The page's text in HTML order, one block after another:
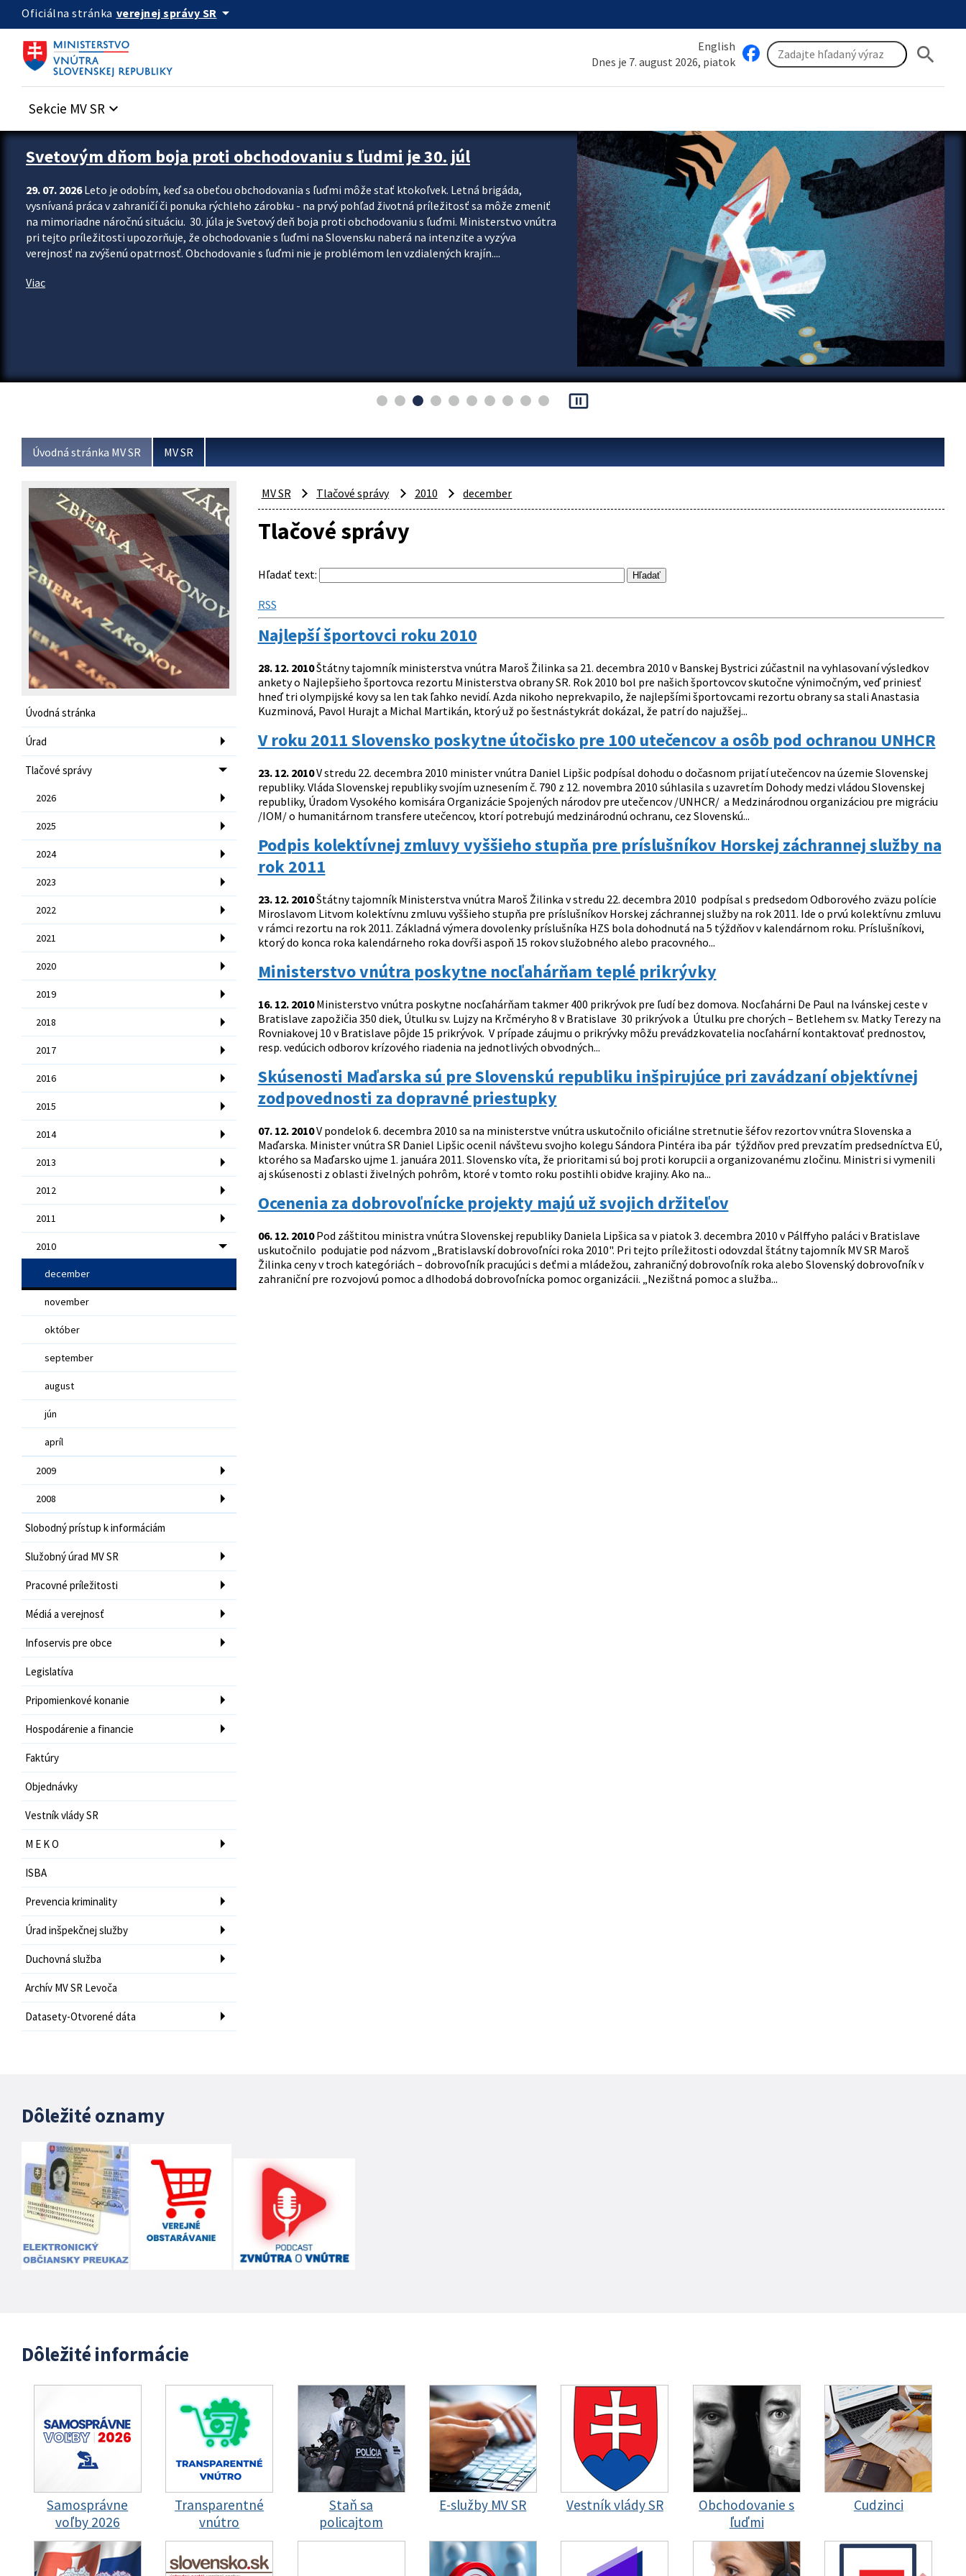
Preskocit na hlavný obsah
Oficiálna stránka verejnej správy SR arrow_drop_down
English
Dnes je 7. august 2026, piatok
search
Sekcie MV SR keyboard_arrow_down
Zastavit automatický posun upútavok
Svetovým dňom boja proti obchodovaniu s ľudmi je 30. júl
29. 07. 2026Leto je odobím, keď sa obeťou obchodovania s ľuďmi môže stať ktokoľvek. Letná brigáda,
vysnívaná práca v zahraničí či ponuka rýchleho zárobku - na prvý pohľad životná príležitosť sa môže zmeniť
na mimoriadne náročnú situáciu. 30. júla je Svetový deň boja proti obchodovaniu s ľuďmi. Ministerstvo vnútra
pri tejto príležitosti upozorňuje, že obchodovanie s ľuďmi na Slovensku naberá na intenzite a vyzýva
verejnosť na zvýšenú opatrnosť. Obchodovanie s ľuďmi nie je problémom len vzdialených krajín....
Viac
pause_presentation
Úvodná stránka MV SR MV SR
Úvodná stránka
Úrad
Tlačové správy
2026
2025
2024
2023
2022
2021
2020
2019
2018
2017
2016
2015
2014
2013
2012
2011
2010
december
november
október
september
august
jún
apríl
2009
2008
Slobodný prístup k informáciám
Služobný úrad MV SR
Pracovné príležitosti
Médiá a verejnosť
Infoservis pre obce
Legislatíva
Pripomienkové konanie
Hospodárenie a financie
Faktúry
Objednávky
Vestník vlády SR
M E K O
ISBA
Prevencia kriminality
Úrad inšpekčnej služby
Duchovná služba
Archív MV SR Levoča
Datasety-Otvorené dáta
MV SR Tlačové správy 2010 december
Tlačové správy
Hľadať text:
RSS
Najlepší športovci roku 2010
28. 12. 2010Štátny tajomník ministerstva vnútra Maroš Žilinka sa 21. decembra 2010 v Banskej Bystrici zúčastnil na vyhlasovaní výsledkov
ankety o Najlepšieho športovca rezortu Ministerstva obrany SR. Rok 2010 bol pre našich športovcov skutočne výnimočným, veď priniesť
hneď tri olympijské kovy sa len tak ľahko nevidí. Azda nikoho neprekvapilo, že najlepšími športovcami rezortu obrany sa stali Anastasia
Kuzminová, Pavol Hurajt a Michal Martikán, ktorý už po šestnástykrát dokázal, že patrí do najužšej...
V roku 2011 Slovensko poskytne útočisko pre 100 utečencov a osôb pod ochranou UNHCR
23. 12. 2010V stredu 22. decembra 2010 minister vnútra Daniel Lipšic podpísal dohodu o dočasnom prijatí utečencov na územie Slovenskej
republiky. Vláda Slovenskej republiky svojím uznesením č. 790 z 12. novembra 2010 súhlasila s uzavretím Dohody medzi vládou Slovenskej
republiky, Úradom Vysokého komisára Organizácie Spojených národov pre utečencov /UNHCR/ a Medzinárodnou organizáciou pre migráciu
/IOM/ o humanitárnom transfere utečencov, ktorí potrebujú medzinárodnú ochranu, cez Slovenskú...
Podpis kolektívnej zmluvy vyššieho stupňa pre príslušníkov Horskej záchrannej služby na
rok 2011
23. 12. 2010Štátny tajomník Ministerstva vnútra Maroš Žilinka v stredu 22. decembra 2010 podpísal s predsedom Odborového zväzu polície
Miroslavom Litvom kolektívnu zmluvu vyššieho stupňa pre príslušníkov Horskej záchrannej služby na rok 2011. Ide o prvú kolektívnu zmluvu
v rámci rezortu na rok 2011. Základná výmera dovolenky príslušníka HZS bola dohodnutá na 5 týždňov v kalendárnom roku. Príslušníkovi,
ktorý do konca roka kalendárneho roka dovŕši aspoň 15 rokov služobného alebo pracovného...
Ministerstvo vnútra poskytne nocľahárňam teplé prikrývky
16. 12. 2010Ministerstvo vnútra poskytne nocľahárňam takmer 400 prikrývok pre ľudí bez domova. Nocľahárni De Paul na Ivánskej ceste v
Bratislave zapožičia 350 diek, Útulku sv. Lujzy na Krčméryho 8 v Bratislave 30 prikrývok a Útulku pre chorých – Betlehem sv. Matky Terezy na
Rovniakovej 10 v Bratislave pôjde 15 prikrývok. V prípade záujmu o prikrývky môžu prevádzkovatelia nocľahární kontaktovať prednostov,
resp. vedúcich odborov krízového riadenia na jednotlivých obvodných...
Skúsenosti Maďarska sú pre Slovenskú republiku inšpirujúce pri zavádzaní objektívnej
zodpovednosti za dopravné priestupky
07. 12. 2010V pondelok 6. decembra 2010 sa na ministerstve vnútra uskutočnilo oficiálne stretnutie šéfov rezortov vnútra Slovenska a
Maďarska. Minister vnútra SR Daniel Lipšic ocenil návštevu svojho kolegu Sándora Pintéra iba pár týždňov pred prevzatím predsedníctva EÚ,
ktorého sa Maďarsko ujme 1. januára 2011. Slovensko víta, že prioritami sú boj proti korupcii a organizovanému zločinu. Ministri si vymenili
aj skúsenosti z oblasti živelných pohrôm, ktoré v tomto roku postihli obidve krajiny. Ako na...
Ocenenia za dobrovoľnícke projekty majú už svojich držiteľov
06. 12. 2010Pod záštitou ministra vnútra Slovenskej republiky Daniela Lipšica sa v piatok 3. decembra 2010 v Pálffyho paláci v Bratislave
uskutočnilo podujatie pod názvom „Bratislavskí dobrovoľníci roka 2010". Pri tejto príležitosti odovzdal štátny tajomník MV SR Maroš
Žilinka ceny v troch kategóriách – dobrovoľník pracujúci s deťmi a mládežou, zahraničný dobrovoľník roka alebo Slovenský dobrovoľník v
zahraniční pre rozvojovú pomoc a dlhodobá dobrovoľnícka pomoc organizácii. „Nezištná pomoc a služba...
Dôležité oznamy
Dôležité informácie
Samosprávne
voľby 2026
Transparentné
vnútro
Staň sa
policajtom
E-služby MV SR Vestník vlády SR
Obchodovanie s
ľuďmi
Cudzinci